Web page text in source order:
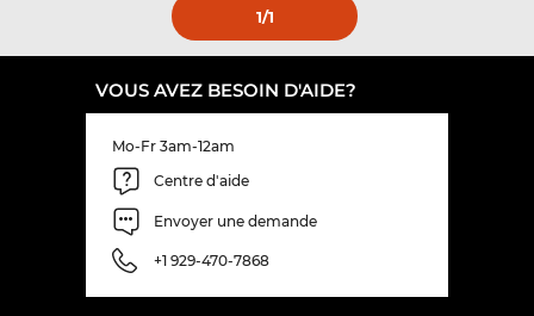
1/1
VOUS AVEZ BESOIN D'AIDE?
Mo-Fr 3am-12am
Centre d'aide
Envoyer une demande
+1 929-470-7868